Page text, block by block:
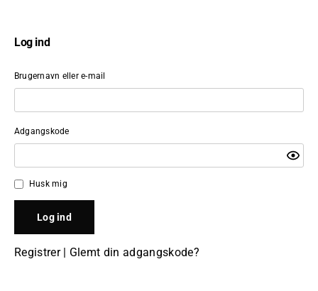
Log ind
Brugernavn eller e-mail
Adgangskode
Husk mig
Registrer| Glemt din adgangskode?